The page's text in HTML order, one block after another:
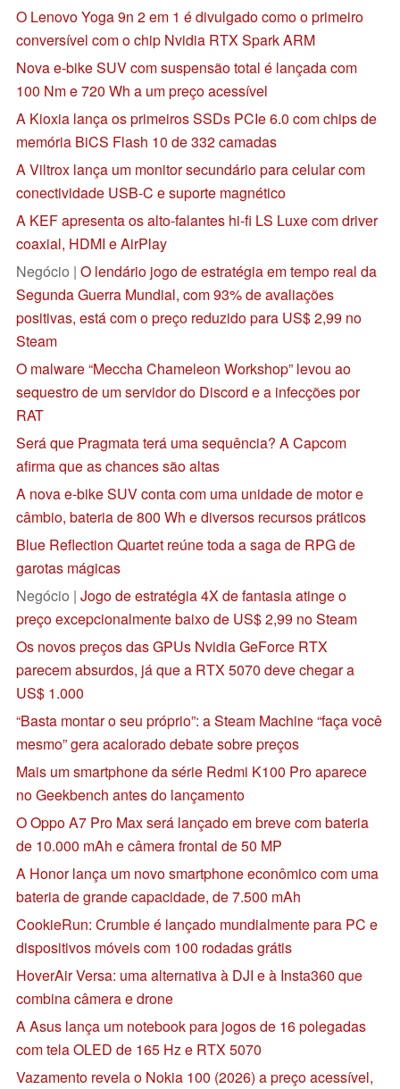
O Lenovo Yoga 9n 2 em 1 é divulgado como o primeiro
conversível com o chip Nvidia RTX Spark ARM
Nova e-bike SUV com suspensão total é lançada com
100 Nm e 720 Wh a um preço acessível
A Kioxia lança os primeiros SSDs PCIe 6.0 com chips de
memória BiCS Flash 10 de 332 camadas
A Viltrox lança um monitor secundário para celular com
conectividade USB-C e suporte magnético
A KEF apresenta os alto-falantes hi-fi LS Luxe com driver
coaxial, HDMI e AirPlay
Negócio | O lendário jogo de estratégia em tempo real da
Segunda Guerra Mundial, com 93% de avaliações
positivas, está com o preço reduzido para US$ 2,99 no
Steam
O malware “Meccha Chameleon Workshop” levou ao
sequestro de um servidor do Discord e a infecções por
RAT
Será que Pragmata terá uma sequência? A Capcom
afirma que as chances são altas
A nova e-bike SUV conta com uma unidade de motor e
câmbio, bateria de 800 Wh e diversos recursos práticos
Blue Reflection Quartet reúne toda a saga de RPG de
garotas mágicas
Negócio | Jogo de estratégia 4X de fantasia atinge o
preço excepcionalmente baixo de US$ 2,99 no Steam
Os novos preços das GPUs Nvidia GeForce RTX
parecem absurdos, já que a RTX 5070 deve chegar a
US$ 1.000
“Basta montar o seu próprio”: a Steam Machine “faça você
mesmo” gera acalorado debate sobre preços
Mais um smartphone da série Redmi K100 Pro aparece
no Geekbench antes do lançamento
O Oppo A7 Pro Max será lançado em breve com bateria
de 10.000 mAh e câmera frontal de 50 MP
A Honor lança um novo smartphone econômico com uma
bateria de grande capacidade, de 7.500 mAh
CookieRun: Crumble é lançado mundialmente para PC e
dispositivos móveis com 100 rodadas grátis
HoverAir Versa: uma alternativa à DJI e à Insta360 que
combina câmera e drone
A Asus lança um notebook para jogos de 16 polegadas
com tela OLED de 165 Hz e RTX 5070
Vazamento revela o Nokia 100 (2026) a preço acessível,